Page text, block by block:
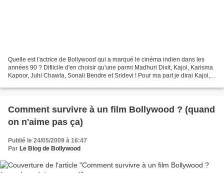
Quelle est l'actrice de Bollywood qui a marqué le cinéma indien dans les
années 90 ? Difiicile d'en choisir qu'une parmi Madhuri Dixit, Kajol, Karisma
Kapoor, Juhi Chawla, Sonali Bendre et Sridevi ! Pour ma part je dirai Kajol,
Comment survivre à un film Bollywood ? (quand
on n'aime pas ça)
Publié le 24/05/2009 à 16:47
Par Le Blog de Bollywood